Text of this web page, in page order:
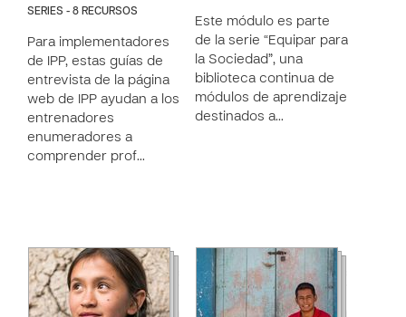
SERIES - 8 RECURSOS
Para implementadores
de IPP, estas guías de
entrevista de la página
web de IPP ayudan a los
entrenadores
enumeradores a
comprender prof…
Este módulo es parte
de la serie “Equipar para
la Sociedad”, una
biblioteca continua de
módulos de aprendizaje
destinados a…